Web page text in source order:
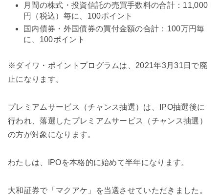
月間の株式・投資信託の売買手数料の合計：11,000
円（税込）毎に、100ポイント
国内債券・外国債券の買付金額の合計：100万円毎
に、100ポイント
※ダイワ・ポイントプログラムは、2021年3月31日で廃
止になります。
プレミアムサービス（チャンス抽選）は、IPO抽選後に
行われ、落選したプレミアムサービス（チャンス抽選）
の方が対象になります。
わたしは、IPOを本格的に始めて半年になります。
大和証券で「マクアケ」を当選させていただきました。